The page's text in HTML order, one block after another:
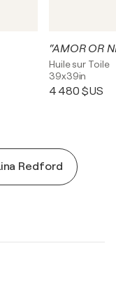
“AMOR OR
Huile sur Toile
39x39in
4 480 $US
Redford